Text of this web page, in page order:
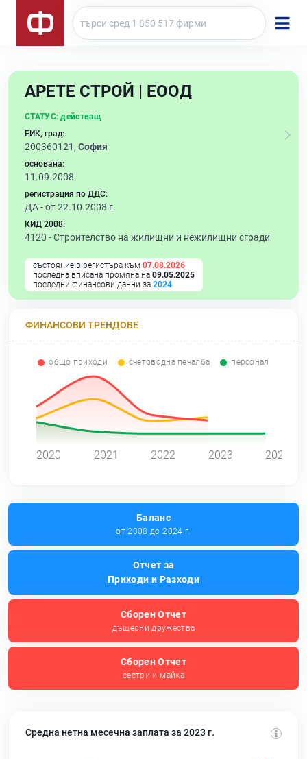
АРЕТЕ СТРОЙ | ЕООД
СТАТУС: действащ
ЕИК, град:
200360121, София
основана:
11.09.2008
регистрация по ДДС:
ДА - от 22.10.2008 г.
КИД 2008:
4120 -Строителство на жилищни и нежилищни сгради
състояние в регистъра към 07.08.2026
последна вписана промяна на 09.05.2025
последни финансови данни за 2024
ФИНАНСОВИ ТРЕНДОВЕ
общо приходи счетоводна печалба персонал
2020 2021 2022 2023 2024
Баланс
от 2008 до 2024 г.
Отчет за
Приходи и Разходи
Сборен Отчет
дъщерни дружества
Сборен Отчет
сестри и майка
Средна нетна месечна заплата за 2023 г.